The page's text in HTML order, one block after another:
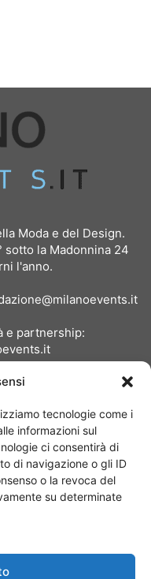
tecnologie come i
informazioni sul
ci consentirà di
di navigazione o gli ID
o la revoca del
su determinate
Moda e del Design.
sotto la Madonnina 24
l'anno.
e partnership: